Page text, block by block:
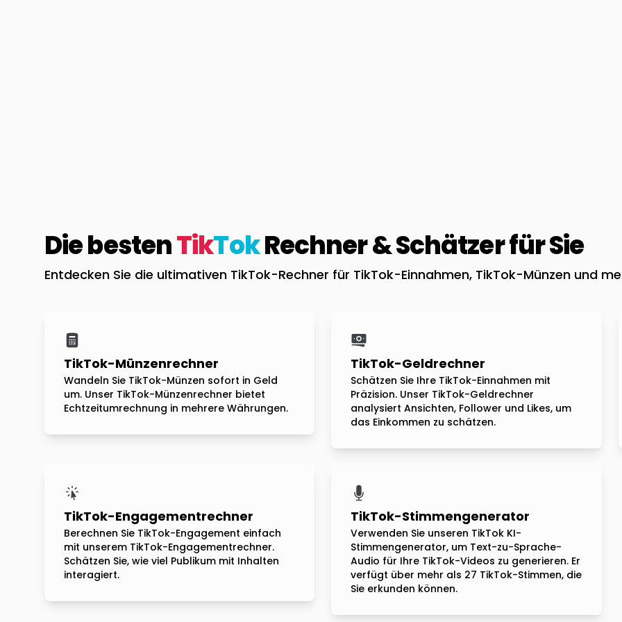
Die bestenTikTokRechner & Schätzer für Sie
Entdecken Sie die ultimativen TikTok-Rechner für TikTok-Einnahmen, TikTok-Münzen und
TikTok-Münzenrechner
Wandeln Sie TikTok-Münzen sofort in Geld
um. Unser TikTok-Münzenrechner bietet
Echtzeitumrechnung in mehrere Währungen.
TikTok-Geldrechner
Schätzen Sie Ihre TikTok-Einnahmen mit
Präzision. Unser TikTok-Geldrechner
analysiert Ansichten, Follower und Likes, um
das Einkommen zu schätzen.
TikTok-Engagementrechner
Berechnen Sie TikTok-Engagement einfach
mit unserem TikTok-Engagementrechner.
Schätzen Sie, wie viel Publikum mit Inhalten
interagiert.
TikTok-Stimmengenerator
Verwenden Sie unseren TikTok KI-
Stimmengenerator, um Text-zu-Sprache-
Audio für Ihre TikTok-Videos zu generieren. Er
verfügt über mehr als 27 TikTok-Stimmen, die
Sie erkunden können.